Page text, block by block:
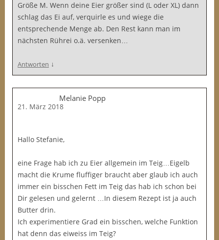
Größe M. Wenn deine Eier größer sind (L oder XL) dann
schlag das Ei auf, verquirle es und wiege die
entsprechende Menge ab. Den Rest kann man im
nächsten Rührei o.ä. versenken…
Antworten ↓
Melanie Popp
21. März 2018
Hallo Stefanie,
eine Frage hab ich zu Eier allgemein im Teig…Eigelb
macht die Krume fluffiger braucht aber glaub ich auch
immer ein bisschen Fett im Teig das hab ich schon bei
Dir gelesen und gelernt …In diesem Rezept ist ja auch
Butter drin.
Ich experimentiere Grad ein bisschen, welche Funktion
hat denn das eiweiss im Teig?